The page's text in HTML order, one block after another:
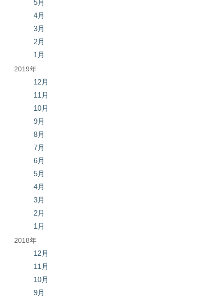
5月
4月
3月
2月
1月
2019年
12月
11月
10月
9月
8月
7月
6月
5月
4月
3月
2月
1月
2018年
12月
11月
10月
9月